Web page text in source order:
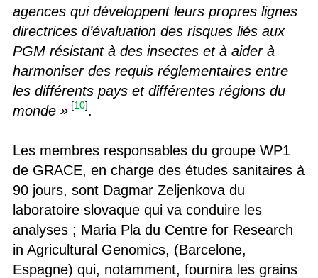
agences qui développent leurs propres lignes
directrices d’évaluation des risques liés aux
PGM résistant à des insectes et à aider à
harmoniser des requis réglementaires entre
les différents pays et différentes régions du
monde » [10].
Les membres responsables du groupe WP1
de GRACE, en charge des études sanitaires à
90 jours, sont Dagmar Zeljenkova du
laboratoire slovaque qui va conduire les
analyses ; Maria Pla du Centre for Research
in Agricultural Genomics, (Barcelone,
Espagne) qui, notamment, fournira les grains